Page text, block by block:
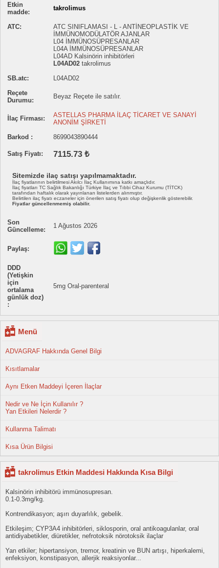
Etkin
madde:
takrolimus
ATC:
ATC SINIFLAMASI - L - ANTİNEOPLASTİK VE
İMMÜNOMODÜLATÖR AJANLAR
L04 İMMÜNOSÜPRESANLAR
L04A İMMÜNOSÜPRESANLAR
L04AD Kalsinörin inhibitörleri
L04AD02 takrolimus
SB.atc:
L04AD02
Reçete
Durumu:
Beyaz Reçete ile satılır.
İlaç Firması:
ASTELLAS PHARMA İLAÇ TİCARET VE SANAYİ
ANONİM ŞİRKETİ
Barkod :
8699043890444
Satış Fiyatı: 7115.73 ₺
Sitemizde ilaç satışı yapılmamaktadır.
İlaç fiyatlarının belirtilmesi Akılcı İlaç Kullanımına katkı amaçlıdır.
İlaç fiyatları TC Sağlık Bakanlığı Türkiye İlaç ve Tıbbi Cihaz Kurumu (TİTCK)
tarafından haftalık olarak yayınlanan listelerden alınmıştır.
Belirtilen ilaç fiyatı eczaneler için önerilen satış fiyatı olup değişkenlik gösterebilir.
Fiyatlar güncellenmemiş olabilir.
Son
Güncelleme:
1 Ağustos 2026
Paylaş:
DDD
(Yetişkin
için
ortalama
günlük doz)
:
5mg Oral-parenteral
Menü
ADVAGRAF Hakkında Genel Bilgi
Kısıtlamalar
Aynı Etken Maddeyi İçeren İlaçlar
Nedir ve Ne İçin Kullanılır ?
Yan Etkileri Nelerdir ?
Kullanma Talimatı
Kısa Ürün Bilgisi
takrolimus Etkin Maddesi Hakkında Kısa Bilgi
Kalsinörin inhibitörü immünosupresan.
0.1-0.3mg/kg.
Kontrendikasyon; aşırı duyarlılık, gebelik.
Etkileşim; CYP3A4 inhibitörleri, siklosporin, oral antikoagulanlar, oral
antidiyabetikler, diüretikler, nefrotoksik nörotoksik ilaçlar
Yan etkiler; hipertansiyon, tremor, kreatinin ve BUN artışı, hiperkalemi,
enfeksiyon, konstipasyon, allerjik reaksiyonlar...